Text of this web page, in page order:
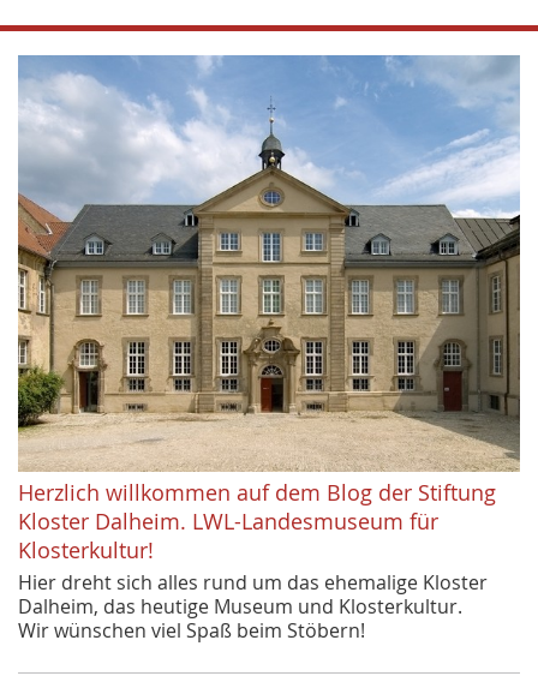
Herzlich willkommen auf dem Blog der Stiftung
Kloster Dalheim. LWL-Landesmuseum für
Klosterkultur!
Hier dreht sich alles rund um das ehemalige Kloster
Dalheim, das heutige Museum und Klosterkultur.
Wir wünschen viel Spaß beim Stöbern!